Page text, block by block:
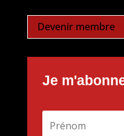
Devenir membre
Je